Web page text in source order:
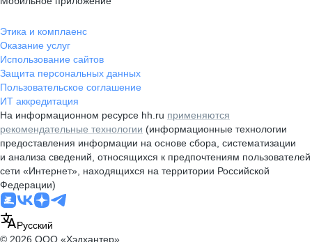
Этика и комплаенс
Оказание услуг
Использование сайтов
Защита персональных данных
Пользовательское соглашение
ИТ аккредитация
На информационном ресурсе hh.ru применяются
рекомендательные технологии (информационные технологии
предоставления информации на основе сбора, систематизации
и анализа сведений, относящихся к предпочтениям пользователей
сети «Интернет», находящихся на территории Российской
Федерации)
Русский
© 2026 ООО «Хэдхантер»